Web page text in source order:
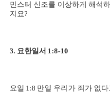
민스터 신조를 이상하게 해석
지요?
3. 요한일서 1:8-10
요일 1:8 만일 우리가 죄가 없